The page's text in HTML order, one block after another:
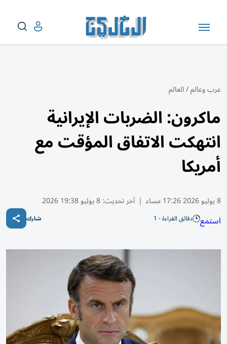
عرب وعالم/العالم
ماكرون: الضربات الإيرانية
انتهكت الاتفاق المؤقت مع
أمريكا
8 يوليو 2026 17:26 مساء | آخر تحديث:8 يوليو 19:38 2026
استمع دقائق القراءة - 1 شارك